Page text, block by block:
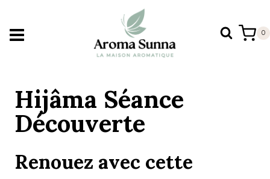
contenu
0
Hijâma Séance
Découverte
Renouez avec cette